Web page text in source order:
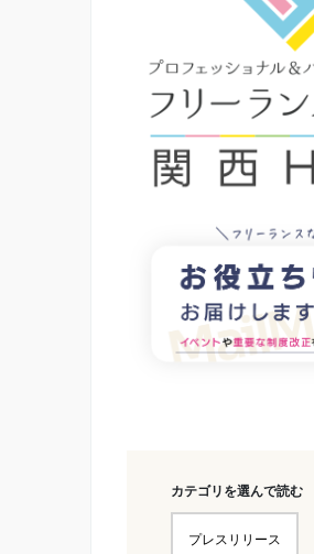
カテゴリを選んで読む
プレスリリース